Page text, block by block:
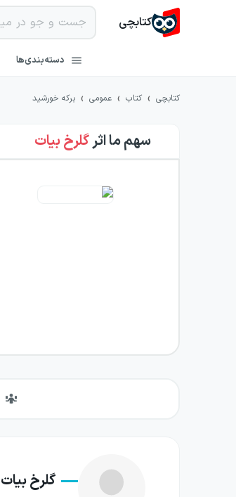
کتابچی
دسته‌بندی‌ها
کتابچی › کتاب › عمومی › برکه خورشید
سهم مااثرگلرخ بیات
گلرخ بیات